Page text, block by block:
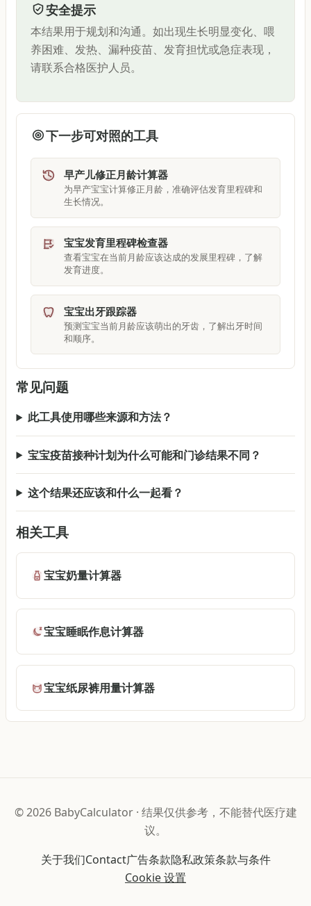
安全提示
本结果用于规划和沟通。如出现生长明显变化、喂
养困难、发热、漏种疫苗、发育担忧或急症表现，
请联系合格医护人员。
下一步可对照的工具
早产儿修正月龄计算器
为早产宝宝计算修正月龄，准确评估发育里程碑和
生长情况。
宝宝发育里程碑检查器
查看宝宝在当前月龄应该达成的发展里程碑，了解
发育进度。
宝宝出牙跟踪器
预测宝宝当前月龄应该萌出的牙齿，了解出牙时间
和顺序。
常见问题
此工具使用哪些来源和方法？
宝宝疫苗接种计划为什么可能和门诊结果不同？
这个结果还应该和什么一起看？
相关工具
宝宝奶量计算器
宝宝睡眠作息计算器
宝宝纸尿裤用量计算器
©2026 BabyCalculator· 结果仅供参考，不能替代医疗建
议。
关于我们Contact广告条款隐私政策条款与条件
Cookie 设置